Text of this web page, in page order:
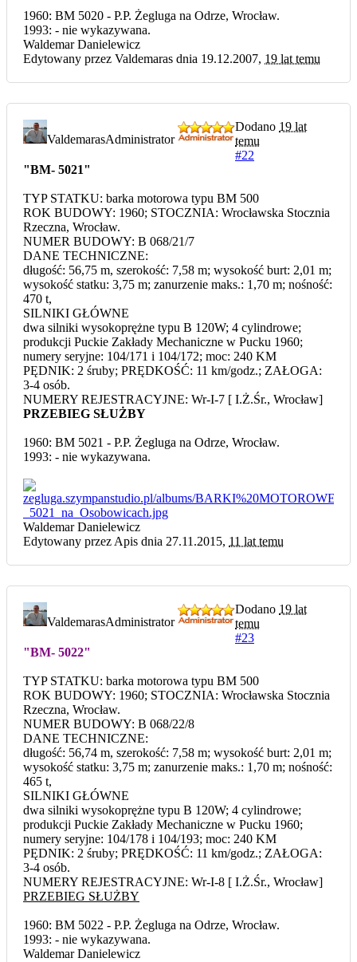
1960: BM 5020 - P.P. Żegluga na Odrze, Wrocław.
1993: - nie wykazywana.
Waldemar Danielewicz
Edytowany przez Valdemaras dnia 19.12.2007, 19 lat temu
ValdemarasAdministrator
Dodano 19 lat
temu
#22
"BM- 5021"
TYP STATKU: barka motorowa typu BM 500
ROK BUDOWY: 1960; STOCZNIA: Wrocławska Stocznia
Rzeczna, Wrocław.
NUMER BUDOWY: B 068/21/7
DANE TECHNICZNE:
długość: 56,75 m, szerokość: 7,58 m; wysokość burt: 2,01 m;
wysokość statku: 3,75 m; zanurzenie maks.: 1,70 m; nośność:
470 t,
SILNIKI GŁÓWNE
dwa silniki wysokoprężne typu B 120W; 4 cylindrowe;
produkcji Puckie Zakłady Mechaniczne w Pucku 1960;
numery seryjne: 104/171 i 104/172; moc: 240 KM
PĘDNIK: 2 śruby; PRĘDKOŚĆ: 11 km/godz.; ZAŁOGA:
3-4 osób.
NUMERY REJESTRACYJNE: Wr-I-7 [ I.Ż.Śr., Wrocław]
PRZEBIEG SŁUŻBY
1960: BM 5021 - P.P. Żegluga na Odrze, Wrocław.
1993: - nie wykazywana.
Waldemar Danielewicz
Edytowany przez Apis dnia 27.11.2015, 11 lat temu
ValdemarasAdministrator
Dodano 19 lat
temu
#23
"BM- 5022"
TYP STATKU: barka motorowa typu BM 500
ROK BUDOWY: 1960; STOCZNIA: Wrocławska Stocznia
Rzeczna, Wrocław.
NUMER BUDOWY: B 068/22/8
DANE TECHNICZNE:
długość: 56,74 m, szerokość: 7,58 m; wysokość burt: 2,01 m;
wysokość statku: 3,75 m; zanurzenie maks.: 1,70 m; nośność:
465 t,
SILNIKI GŁÓWNE
dwa silniki wysokoprężne typu B 120W; 4 cylindrowe;
produkcji Puckie Zakłady Mechaniczne w Pucku 1960;
numery seryjne: 104/178 i 104/193; moc: 240 KM
PĘDNIK: 2 śruby; PRĘDKOŚĆ: 11 km/godz.; ZAŁOGA:
3-4 osób.
NUMERY REJESTRACYJNE: Wr-I-8 [ I.Ż.Śr., Wrocław]
PRZEBIEG SŁUŻBY
1960: BM 5022 - P.P. Żegluga na Odrze, Wrocław.
1993: - nie wykazywana.
Waldemar Danielewicz